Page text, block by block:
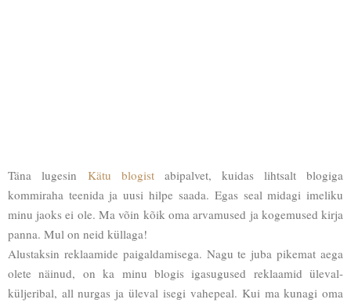
Täna lugesin Kätu blogistabipalvet, kuidas lihtsalt blogiga
kommiraha teenida ja uusi hilpe saada. Egas seal midagi imeliku
minu jaoks ei ole. Ma võin kõik oma arvamused ja kogemused kirja
panna. Mul on neid küllaga!
Alustaksin reklaamide paigaldamisega. Nagu te juba pikemat aega
olete näinud, on ka minu blogis igasugused reklaamid üleval-
küljeribal, all nurgas ja üleval isegi vahepeal. Kui ma kunagi oma